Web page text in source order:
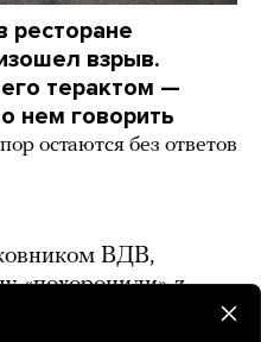
ресторане
взрыв.
его терактом —
нем говорить
остаются без ответов
ВДВ,
«похоронили» z-